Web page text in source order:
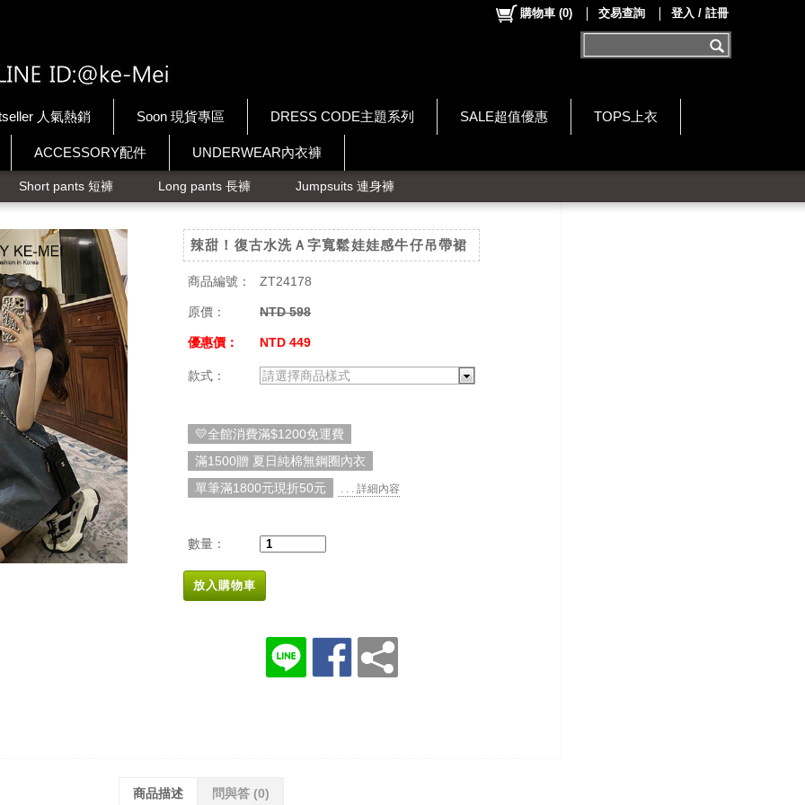
人氣熱銷 Soon 現貨專區 DRESS CODE主題系列 SALE超值優惠 TOPS上衣
ACCESSORY配件 UNDERWEAR內衣褲
購物車 (0) 交易查詢 登入 / 註冊
Short pants 短褲 Long pants 長褲 Jumpsuits 連身褲
辣甜！復古水洗Ａ字寬鬆娃娃感牛仔吊帶裙
商品編號： ZT24178
原價： NTD 598
優惠價： NTD 449
款式： 請選擇商品樣式
💛全館消費滿$1200免運費
滿1500贈 夏日純棉無鋼圈內衣
單筆滿1800元現折50元
. . . 詳細內容
數量：
放入購物車
商品描述 問與答 (0)